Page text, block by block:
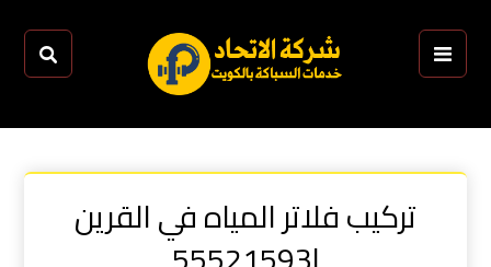
تركيب فلاتر المياه في القرين